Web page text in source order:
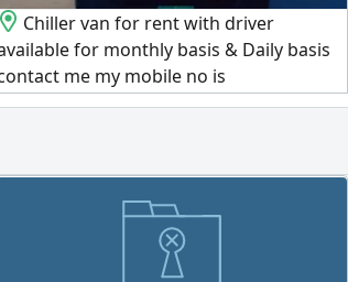
Chiller van for rent with driver
for monthly basis & Daily basis
me my mobile no is